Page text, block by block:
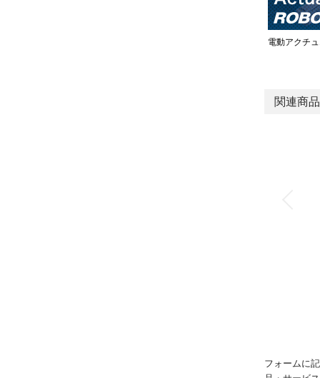
電動アクチ
関連商品
フォームに